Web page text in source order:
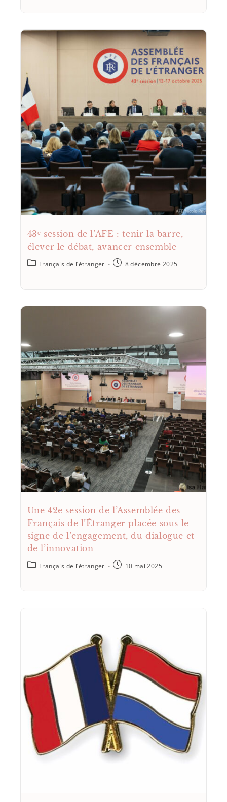
43ᵉ session de l’AFE : tenir la barre,
élever le débat, avancer ensemble
Français de l’étranger 8 décembre 2025
Une 42e session de l’Assemblée des
Français de l’Étranger placée sous le
signe de l’engagement, du dialogue et
de l’innovation
Français de l’étranger 10 mai 2025